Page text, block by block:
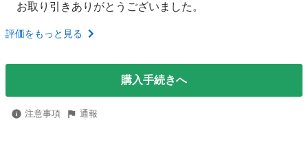
お取り引きありがとうございました。
評価をもっと見る
購入手続きへ
注意事項 通報